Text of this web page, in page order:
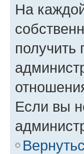
На
получить
Если вы